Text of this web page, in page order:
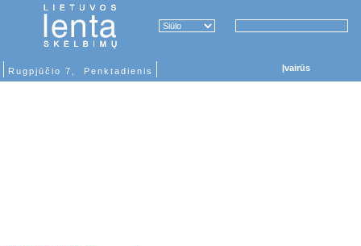
Rugpjūčio 7, Penktadienis Įvairūs